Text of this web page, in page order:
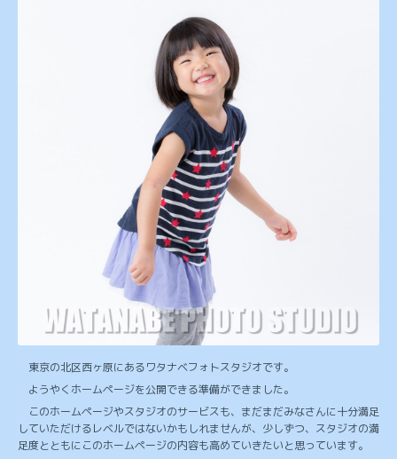
東京の北区西ヶ原にあるワタナベフォトスタジオです。
ようやくホームページを公開できる準備ができました。
このホームページやスタジオのサービスも、まだまだみなさんに十分満足
していただけるレベルではないかもしれませんが、少しずつ、スタジオの満
足度とともにこのホームページの内容も高めていきたいと思っています。